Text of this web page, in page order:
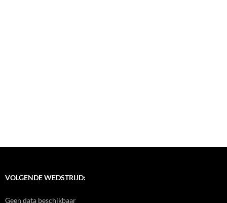
VOLGENDE WEDSTRIJD:
Geen data beschikbaar